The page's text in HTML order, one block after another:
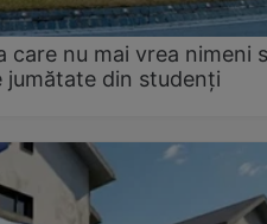
care nu mai vrea nimeni
jumătate din studenţi